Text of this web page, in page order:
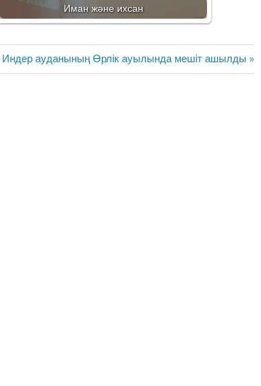
Иман және ихсан
Next
Post:
Индер ауданының Өрлік ауылында мешіт ашылды